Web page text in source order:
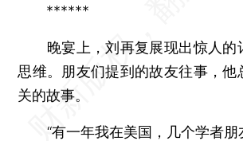
******
晚宴上，刘再复展现出惊人的
思维。朋友们提到的故友往事，他
关的故事。
“有一年我在美国，几个学者朋